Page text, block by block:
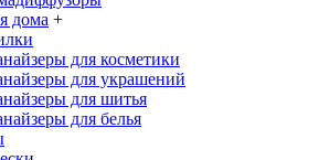
дома +
для косметики
для украшений
для шитья
для белья